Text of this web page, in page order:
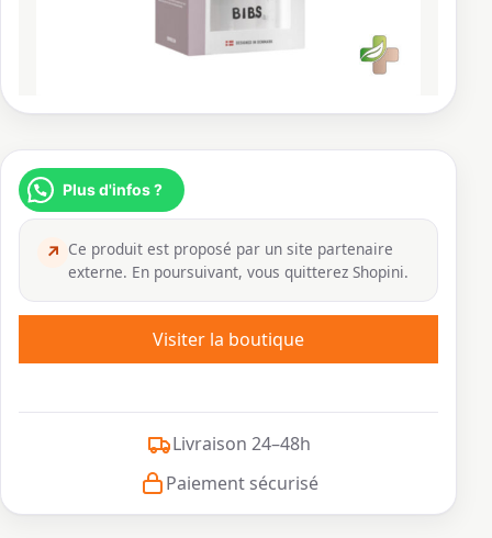
Plus d'infos ?
↗ Ce produit est proposé par un site partenaire
externe. En poursuivant, vous quitterez Shopini.
Visiter la boutique
Livraison 24–48h
Paiement sécurisé